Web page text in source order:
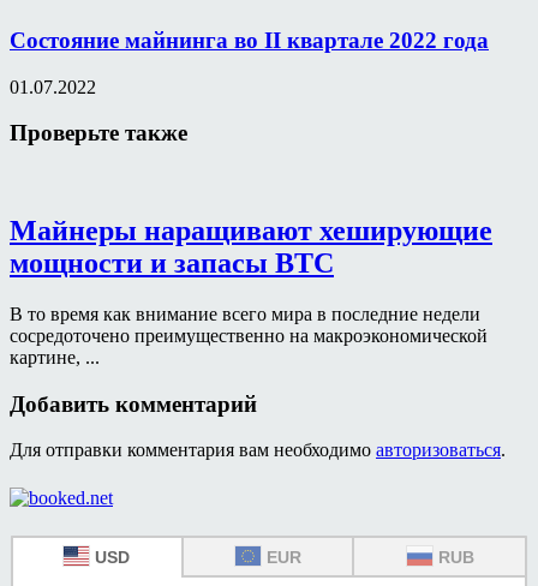
Состояние майнинга во II квартале 2022 года
01.07.2022
Проверьте также
Майнеры наращивают хеширующие
мощности и запасы BTC
В то время как внимание всего мира в последние недели
сосредоточено преимущественно на макроэкономической
картине, ...
Добавить комментарий
Для отправки комментария вам необходимо авторизоваться.